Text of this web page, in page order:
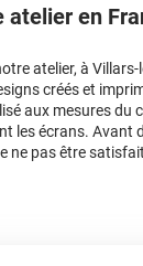
atelier en
atelier, à
créés et
aux mesures du
les écrans. Avant
ne pas être